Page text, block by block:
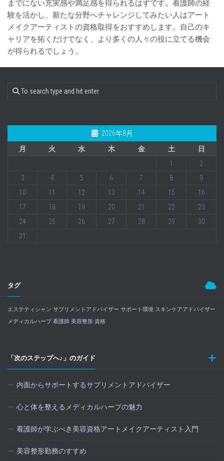
までにない充実感や満足感を得られるはずです。看護師の経
験を活かし、新たな分野へチャレンジしてみたい人はアート
メイクアーティストの資格取得をおすすめします。自己のキ
ャリアを拓くだけでなく、より多くの人々の役に立てる機会
が得られるでしょう。
2026年8月
月
火 水 木 金 土
日
1
2
3
4 5 6 7 8
9
10
11 12 13 14 15
16
17
18 19 20 21 22
23
24
25 26 27 28 29
30
31
タグ
エステティシャン サプリメントアドバイザー サポート環境 スキンケアアドバイザー
メディカルハーブ 看護師 美容整形 資格
「次のステップへ♪」のガイド
内面からサポートするサプリメントアドバイザー
心と体を整えるメディカルハーブの魅力
看護師が学ぶべき美容資格アートメイクアーティスト入門
美容整形勤務のすすめ